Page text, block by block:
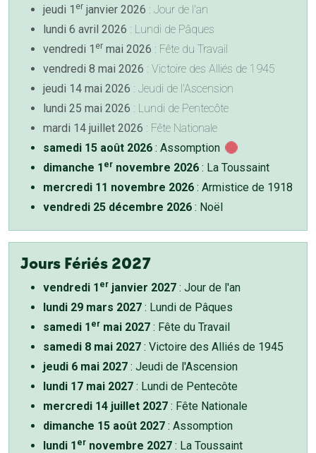
jeudi 1 er janvier 2026 : Jour de l'an
lundi 6 avril 2026 : Lundi de Pâques
vendredi 1 er mai 2026 : Fête du Travail
vendredi 8 mai 2026 : Victoire des Alliés de 1945
jeudi 14 mai 2026 : Jeudi de l'Ascension
lundi 25 mai 2026 : Lundi de Pentecôte
mardi 14 juillet 2026 : Fête Nationale
samedi 15 août 2026 : Assomption
dimanche 1 er novembre 2026 : La Toussaint
mercredi 11 novembre 2026 : Armistice de 1918
vendredi 25 décembre 2026 : Noël
Jours Fériés 2027
vendredi 1 er janvier 2027 : Jour de l'an
lundi 29 mars 2027 : Lundi de Pâques
samedi 1 er mai 2027 : Fête du Travail
samedi 8 mai 2027 : Victoire des Alliés de 1945
jeudi 6 mai 2027 : Jeudi de l'Ascension
lundi 17 mai 2027 : Lundi de Pentecôte
mercredi 14 juillet 2027 : Fête Nationale
dimanche 15 août 2027 : Assomption
lundi 1 er novembre 2027 : La Toussaint